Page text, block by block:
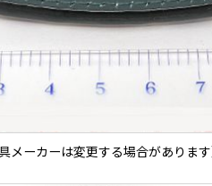
メーカーは変更する場合があります